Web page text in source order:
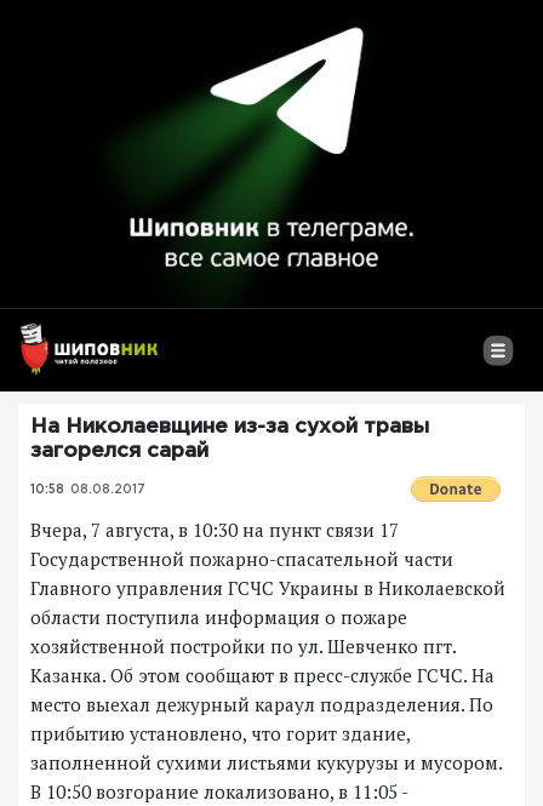
На Николаевщине из-за сухой травы
загорелся сарай
10:58 08.08.2017
Вчера, 7 августа, в 10:30 на пункт связи 17
Государственной пожарно-спасательной части
Главного управления ГСЧС Украины в Николаевской
области поступила информация о пожаре
хозяйственной постройки по ул. Шевченко пгт.
Казанка. Об этом сообщают в пресс-службе ГСЧС. На
место выехал дежурный караул подразделения. По
прибытию установлено, что горит здание,
заполненной сухими листьями кукурузы и мусором.
В 10:50 возгорание локализовано, в 11:05 -